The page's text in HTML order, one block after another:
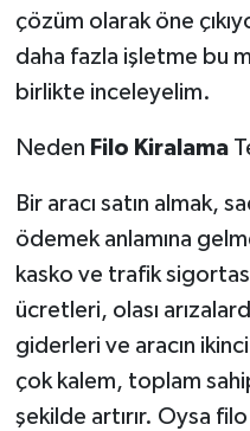
çözüm olarak öne
daha fazla işletme bu
birlikte inceleyelim.
Neden Filo Kiralama
Bir aracı satın almak,
ödemek anlamına
kasko ve trafik
ücretleri, olası
giderleri ve aracın
çok kalem, toplam
şekilde artırır. Oysa